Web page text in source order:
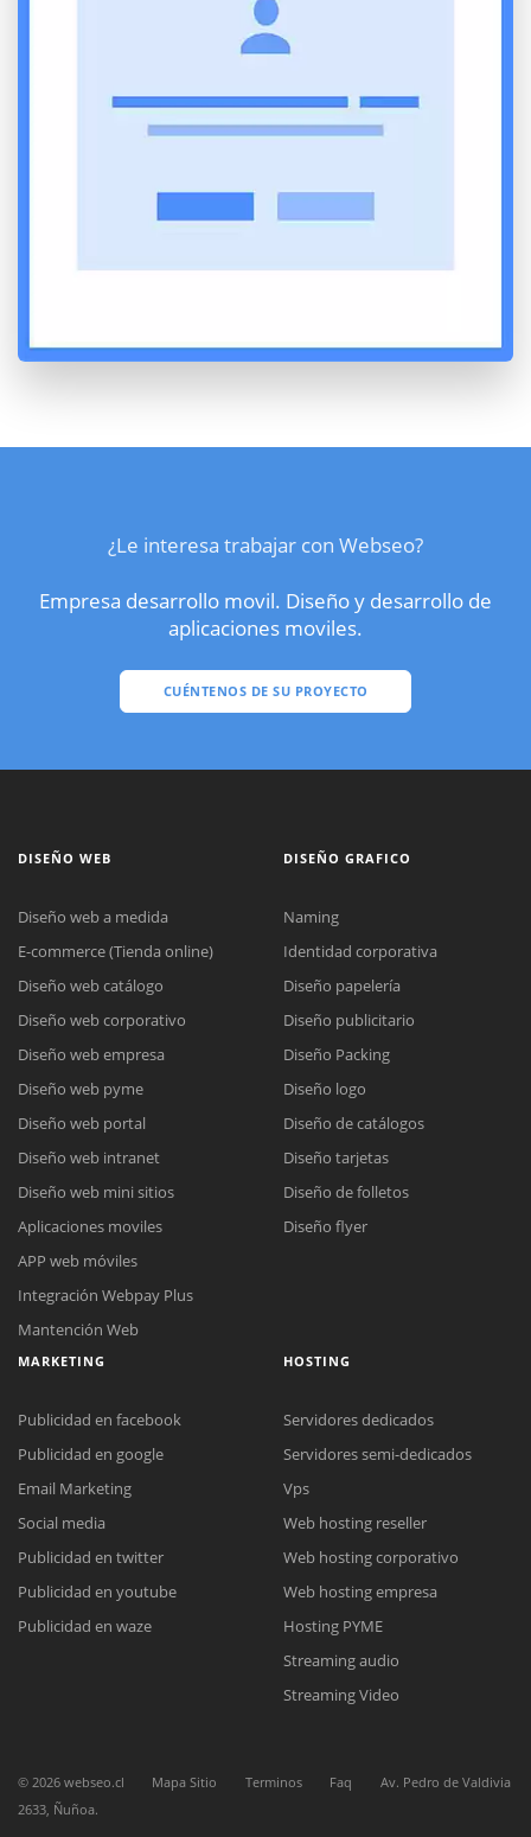
¿Le interesa trabajar con Webseo?
Empresa desarrollo movil. Diseño y desarrollo de
aplicaciones moviles.
CUÉNTENOS DE SU PROYECTO
Reunión online
Nuestros ejecutivos le enviarán un correo electrónico con el enlace a
Meet para la reunión online.
Cotización
Chat Online
Todos nuestros ejecutivos están fuera de línea. Complete el formulario
DISEÑO WEB
Diseño web a medida
E-commerce (Tienda online)
Diseño web catálogo
Diseño web corporativo
Diseño web empresa
Diseño web pyme
Diseño web portal
Diseño web intranet
Diseño web mini sitios
Aplicaciones moviles
APP web móviles
Integración Webpay Plus
Mantención Web
DISEÑO GRAFICO
Naming
Identidad corporativa
Diseño papelería
Diseño publicitario
Diseño Packing
Diseño logo
Diseño de catálogos
Diseño tarjetas
Diseño de folletos
Diseño flyer
MARKETING
Publicidad en facebook
Publicidad en google
Email Marketing
Social media
Publicidad en twitter
Publicidad en youtube
Publicidad en waze
HOSTING
Servidores dedicados
Servidores semi-dedicados
Vps
Web hosting reseller
Web hosting corporativo
Web hosting empresa
Hosting PYME
Streaming audio
Streaming Video
© 2026 webseo.cl Mapa Sitio Terminos Faq
Av. Pedro de Valdivia
2633, Ñuñoa.